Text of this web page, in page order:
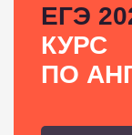
ЕГЭ
КУРС
ПО